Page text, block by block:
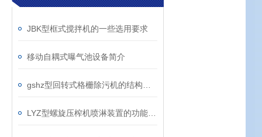
JBK型框式搅拌机的一些选用要求
移动自耦式曝气池设备简介